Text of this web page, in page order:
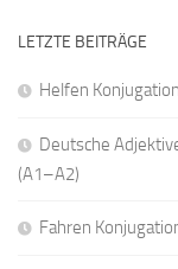
LETZTE BEITRÄGE
Helfen
Deutsche
(A1–A2)
Fahren